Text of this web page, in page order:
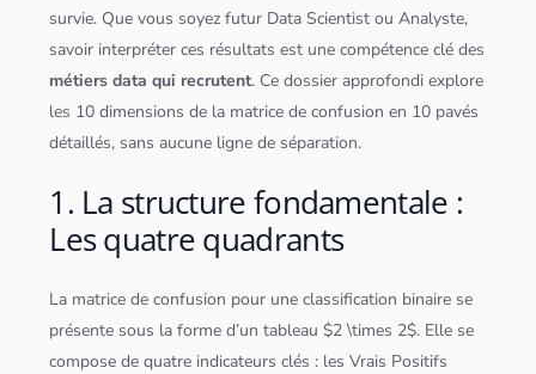
survie. Que vous soyez futur Data Scientist ou Analyste,
savoir interpréter ces résultats est une compétence clé des
métiers data qui recrutent. Ce dossier approfondi explore
les 10 dimensions de la matrice de confusion en 10 pavés
détaillés, sans aucune ligne de séparation.
1. La structure fondamentale :
Les quatre quadrants
La matrice de confusion pour uneclassification binaire se
présente sous la forme d’untableau $2 \times 2$. Elle se
compose de quatre indicateurs clés : les Vrais Positifs